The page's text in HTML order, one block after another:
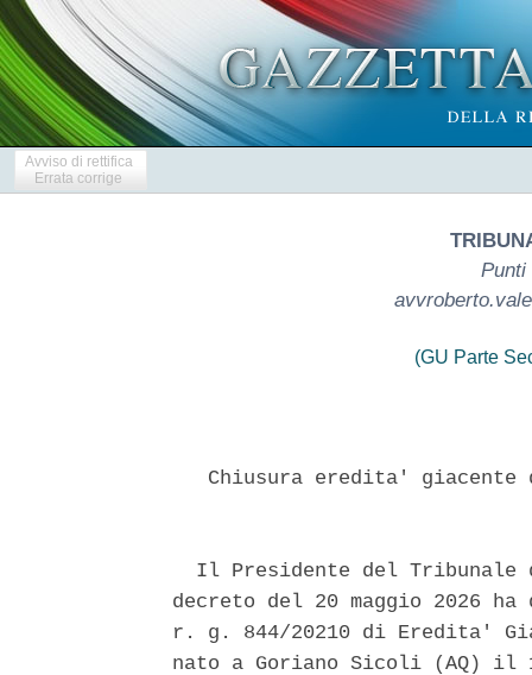
Avviso di rettifica
Errata corrige
Punti
(GU Parte
Chiusura eredita'
Il Presidente del Tribunale
decreto del 20 maggio 2026
r. g. 844/20210 di Eredita'
nato a Goriano Sicoli (AQ) il